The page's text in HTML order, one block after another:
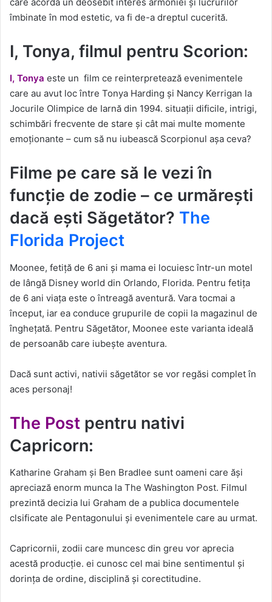
îmbinate în mod estetic, va fi de-a dreptul cucerită.
I, Tonya, filmul pentru Scorion:
I, Tonya este un film ce reinterpretează evenimentele
care au avut loc între Tonya Harding și Nancy Kerrigan la
Jocurile Olimpice de Iarnă din 1994. situații dificile, intrigi,
schimbări frecvente de stare și cât mai multe momente
emoționante – cum să nu iubească Scorpionul așa ceva?
Filme pe care să le vezi în
funcție de zodie – ce urmărești
dacă ești Săgetător? The
Florida Project
Moonee, fetiță de 6 ani și mama ei locuiesc într-un motel
de lângă Disney world din Orlando, Florida. Pentru fetița
de 6 ani viața este o întreagă aventură. Vara tocmai a
început, iar ea conduce grupurile de copii la magazinul de
înghețată. Pentru Săgetător, Moonee este varianta ideală
de persoanăb care iubește aventura.
Dacă sunt activi, nativii săgetător se vor regăsi complet în
aces personaj!
The Post pentru nativi
Capricorn:
Katharine Graham și Ben Bradlee sunt oameni care ăși
apreciază enorm munca la The Washington Post. Filmul
prezintă decizia lui Graham de a publica documentele
clsificate ale Pentagonului și evenimentele care au urmat.
Capricornii, zodii care muncesc din greu vor aprecia
acestă producție. ei cunosc cel mai bine sentimentul și
dorința de ordine, disciplină și corectitudine.